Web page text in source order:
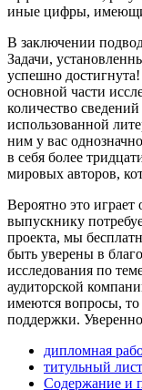
иные цифры,
В заключении
Задачи,
успешно
основной части
количество
использованной
ним у вас
в себя более
мировых авторов,
Вероятно это
выпускнику
проекта, мы
быть уверены в
исследования по
аудиторской
имеются вопросы,
поддержки.
дипломная
титульный лист
Содержание и